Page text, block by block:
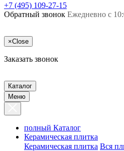
+7 (495) 109-27-15
Обратный звонок Ежедневно с
×Close
Заказать звонок
Каталог
Меню
полный Каталог
Керамическая плитка
Керамическая плитка Вся